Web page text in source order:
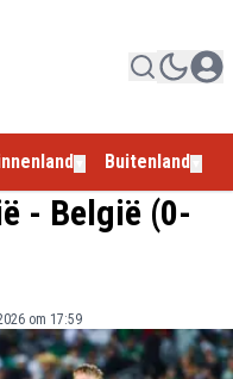
Buitenland
- België (0-
om 17:59